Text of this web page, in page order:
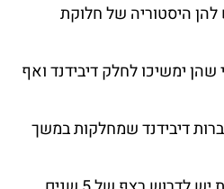
היסטוריה של חלוקת
שהן ימשיכו לחלק דיבידנד ואף
דיבידנד שמחלקות במשך